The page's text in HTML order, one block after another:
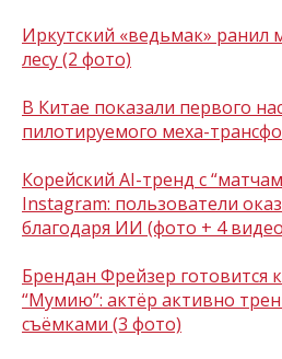
Иркутский «ведьмак» ранил
лесу (2 фото)
В Китае показали первого
пилотируемого меха-
Корейский AI-тренд с
Instagram: пользователи
благодаря ИИ (фото + 4
Брендан Фрейзер готовится
“Мумию”: актёр активно
съёмками (3 фото)